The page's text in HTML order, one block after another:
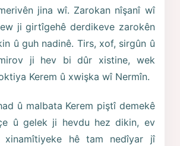
jina wî. Zarokan nîşanî wî
ji girtîgehê derdikeve zarokên
û guh nadinê. Tirs, xof, sirgûn û
ji hev bi dûr xistine, wek
Kerem û xwişka wî Nermîn.
û malbata Kerem piştî demekê
û gelek ji hevdu hez dikin, ev
xinamîtiyeke hê tam nedîyar jî